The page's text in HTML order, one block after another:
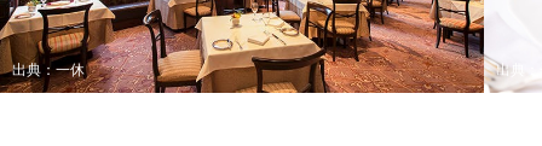
出典：一休 出典